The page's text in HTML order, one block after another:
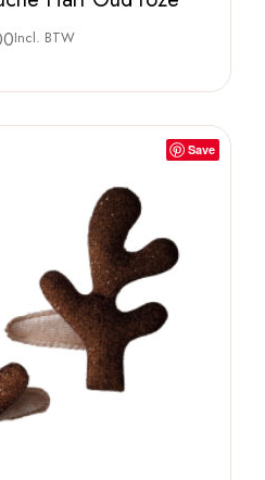
Incl. BTW
Save